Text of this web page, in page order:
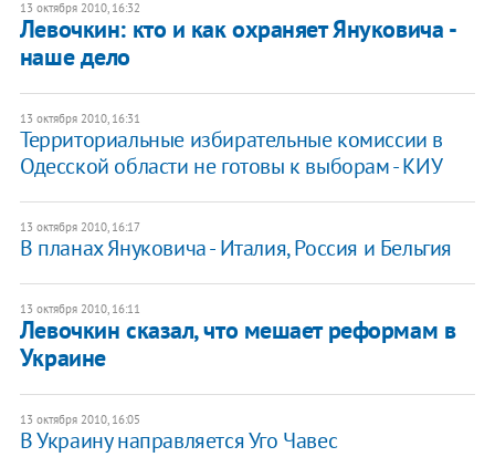
13 октября 2010, 16:32
Левочкин: кто и как охраняет Януковича -
наше дело
13 октября 2010, 16:31
Территориальные избирательные комиссии в
Одесской области не готовы к выборам - КИУ
13 октября 2010, 16:17
В планах Януковича - Италия, Россия и Бельгия
13 октября 2010, 16:11
Левочкин сказал, что мешает реформам в
Украине
13 октября 2010, 16:05
В Украину направляется Уго Чавес